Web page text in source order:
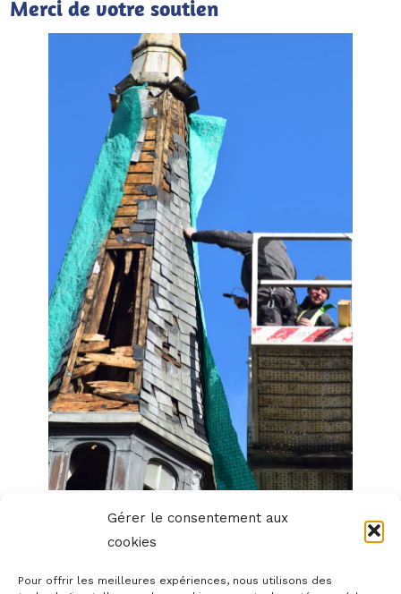
Gérer le consentement aux
cookies
Pour offrir les meilleures expériences, nous utilisons des
Merci de votre soutien